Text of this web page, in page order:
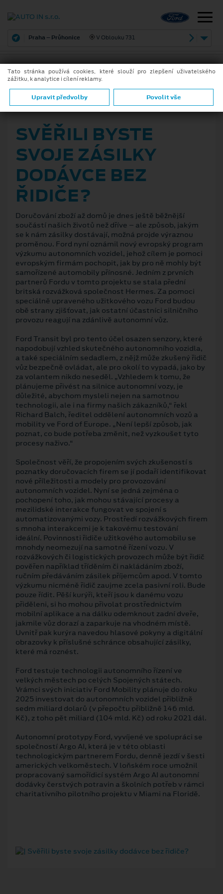
Praha – Průhonice V Oblouku 731
17. 6. 2021
SVĚŘILI BYSTE
SVOJE ZÁSILKY
DODÁVCE BEZ
ŘIDIČE?
Doručování zboží až domů je dnes ještě běžnější
součástí našich životů než dříve – ale způsob, jakým
se k nám zásilky dostávají, možná projde výraznou
proměnou. Ford nyní oznámil nový evropský program
výzkumu autonomních vozidel, jehož cílem je pomoci
evropským firmám pochopit, jak by pro ně mohly být
samořízené automobily přínosné. Jedním z prvních
partnerů Fordu v tomto projektu se stala přední
britská rozvážková společnost Hermes. Za pomoci
speciálně upraveného užitkového vozu Ford budou
obě strany zjišťovat, jak ostatní účastníci silničního
provozu reagují na zdánlivě autonomní vůz.
Ford Transit byl pro tento účel osazen senzory, které
napodobují vzhled skutečného autonomního vozidla,
a také speciálním sedadlem, z nějž může zkušený řidič
vůz bezpečně ovládat, ale pro okolí to vypadá, jako by
za volantem nikdo neseděl. „Vzhledem k tomu, že
plánujeme přivést na silnice autonomní vozy, je
důležité, abychom mysleli nejen na samotnou
technologii, ale i na firmy našich zákazníků,“ řekl
Richard Balch, ředitel oddělení autonomních vozů a
mobility ve Ford of Europe. „Není lepší způsob, jak
poznat, co bude potřeba změnit, než vyzkoušet tyto
procesy naživo.“
Společnost věří, že propojením svých zkušeností s
poznatky doručovacích firem se jí podaří identifikovat
nové příležitosti a modely pro provozování
autonomních vozidel. Nyní se jedná zejména o
pochopení toho, jak mohou stávající procesy a
mezilidské interakce fungovat ve spojení s
automatizovanými vozy. Prostředí rozvážkových firem
s mnoha interakcemi je k takovému testování
ideální. Povinnosti řidiče užitkového automobilu se
mnohdy neomezují na samotné řízení vozu. V
rozvážkových či logistických provozech může být řidič
pověřen například tříděním či nakládáním zboží,
ručním předáváním zásilek příjemcům apod. V tomto
výzkumu nicméně řidič zaujme zcela pasivní roli. Bude
pouze řídit. Pěší kurýři, kteří jsou k danému vozu
přiděleni, si ho mohou přivolat prostřednictvím
mobilní aplikace a na dálku odemknout zadní dveře,
jakmile vůz dorazí a zaparkuje na vhodném místě.
Uvnitř pak kurýra navedou hlasové pokyny a digitální
obrazovky k příslušné schránce obsahující zásilky,
které má roznést.
Ford testuje technologii autonomního řízení ve
velkých městech po celých Spojených státech.
Vrámci svých iniciativ Ford Mobility plánuje do roku
2025 investovat do autonomních vozidel přibližně
sedm miliard dolarů (v přepočtu přibližně 146 mld.
Kč), z toho pět miliard (104 mld. Kč) od roku 2021 dál.
Autonomní prototypy Ford, vyvíjené ve spolupráci se
společností Argo AI, která je v této oblasti
technologickým partnerem Fordu, denně jezdí v šesti
amerických velkoměstech. V loňském roce umožnil
propracovaný samořídicí systém Argo AI autonomní
dodávky čerstvých potravin a školních potřeb v rámci
charitativního pilotního projektu v Miami na Floridě.
Tato stránka používá cookies, které slouží pro zlepšení uživatelského
zážitku, k analytice i cílení reklamy.
Upravit předvolby Povolit vše